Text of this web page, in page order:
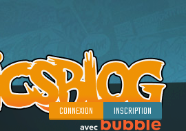
CONNEXION INSCRIPTION